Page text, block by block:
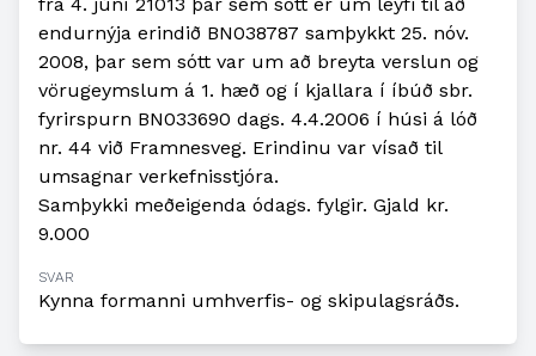
endurnýja erindið BN038787 samþykkt 25. nóv.
2008, þar sem sótt var um að breyta verslun og
vörugeymslum á 1. hæð og í kjallara í íbúð sbr.
fyrirspurn BN033690 dags. 4.4.2006 í húsi á lóð
nr. 44 við Framnesveg. Erindinu var vísað til
umsagnar verkefnisstjóra.
Samþykki meðeigenda ódags. fylgir. Gjald kr.
9.000
SVAR
Kynna formanni umhverfis- og skipulagsráðs.